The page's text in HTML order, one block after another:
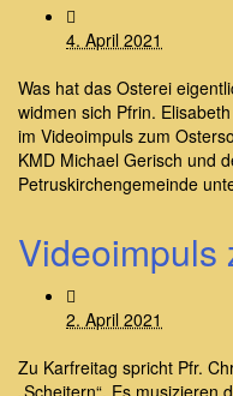
4. April 2021
Was hat das Osterei
widmen sich Pfrin.
im Videoimpuls zum
KMD Michael Gerisch und
Petruskirchengemeinde
Videoimpuls
2. April 2021
Zu Karfreitag spricht Pfr.